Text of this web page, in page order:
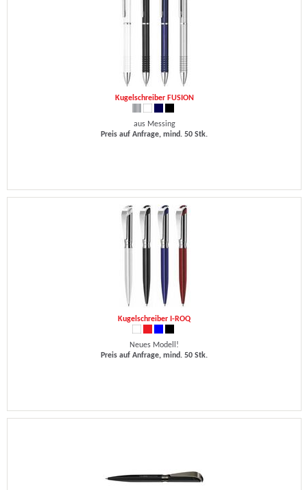
Kugelschreiber FUSION
aus Messing
Preis auf Anfrage, mind. 50 Stk.
Kugelschreiber I-ROQ
Neues Modell!
Preis auf Anfrage, mind. 50 Stk.